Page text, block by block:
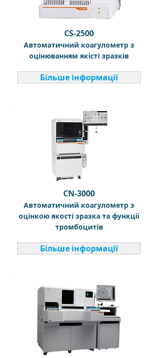
CS-2500
Автоматичний коагулометр з
оцінюванням якісті зразків
Більше інформації
CN-3000
Автоматичний коагулометр з
оцінкою якості зразка та функції
тромбоцитів
Більше інформації